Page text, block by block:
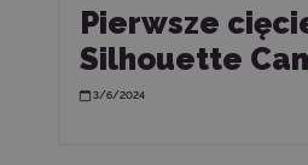
Pierwsze
Silhouette
3/6/2024